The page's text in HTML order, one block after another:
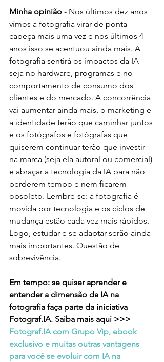
Minha opinião - Nos últimos dez anos
vimos a fotografia virar de ponta
cabeça mais uma vez e nos últimos 4
anos isso se acentuou ainda mais. A
fotografia sentirá os impactos da IA
seja no hardware, programas e no
comportamento de consumo dos
clientes e do mercado. A concorrência
vai aumentar ainda mais, o marketing e
a identidade terão que caminhar juntos
e os fotógrafos e fotógrafas que
quiserem continuar terão que investir
na marca (seja ela autoral ou comercial)
e abraçar a tecnologia da IA para não
perderem tempo e nem ficarem
obsoleto. Lembre-se: a fotografia é
movida por tecnologia e os ciclos de
mudança estão cada vez mais rápidos.
Logo, estudar e se adaptar serão ainda
mais importantes. Questão de
sobrevivência.
Em tempo: se quiser aprender e
entender a dimensão da IA na
fotografia faça parte da iniciativa
Fotograf.IA. Saiba mais aqui >>>
Fotograf.IA com Grupo Vip, ebook
exclusivo e muitas outras vantagens
para você se evoluir com IA na